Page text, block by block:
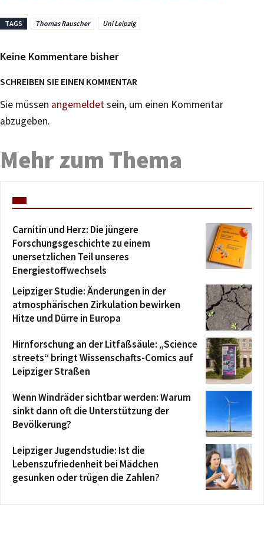
TAGS Thomas Rauscher Uni Leipzig
Keine Kommentare bisher
SCHREIBEN SIE EINEN KOMMENTAR
Sie müssen angemeldetsein, um einen Kommentar
abzugeben.
Mehr zum Thema
Carnitin und Herz: Die jüngere
Forschungsgeschichte zu einem
unersetzlichen Teil unseres
Energiestoffwechsels
Leipziger Studie: Änderungen in der
atmosphärischen Zirkulation bewirken
Hitze und Dürre in Europa
Hirnforschung an der Litfaßsäule: „Science
streets“ bringt Wissenschafts-Comics auf
Leipziger Straßen
Wenn Windräder sichtbar werden: Warum
sinkt dann oft die Unterstützung der
Bevölkerung?
Leipziger Jugendstudie: Ist die
Lebenszufriedenheit bei Mädchen
gesunken oder trügen die Zahlen?